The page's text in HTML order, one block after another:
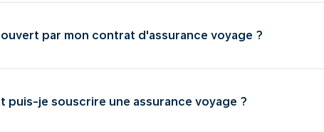
par mon contrat d'assurance voyage ?
puis-je souscrire une assurance voyage ?